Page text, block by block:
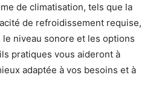
de climatisation, tels que la
de refroidissement requise,
le niveau sonore et les options
pratiques vous aideront à
adaptée à vos besoins et à